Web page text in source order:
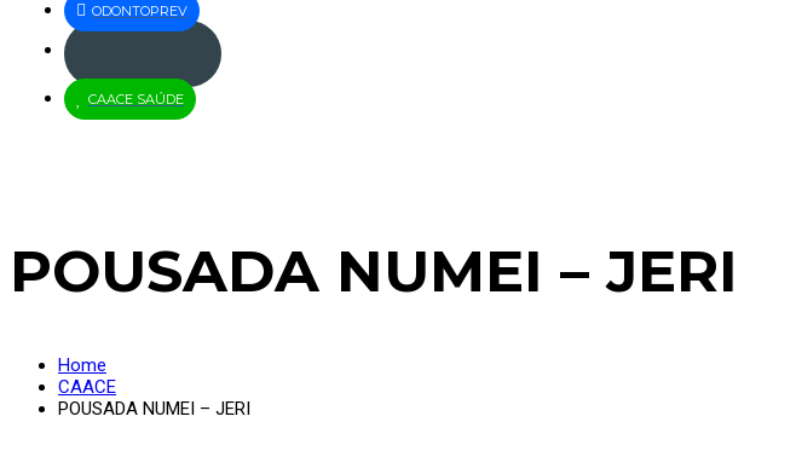
ODONTOPREV
CAACE SAÚDE
POUSADA NUMEI – JERI
Home
CAACE
POUSADA NUMEI – JERI